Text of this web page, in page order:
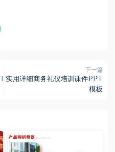
下一篇
实用详细商务礼仪培训课件PPT
模板